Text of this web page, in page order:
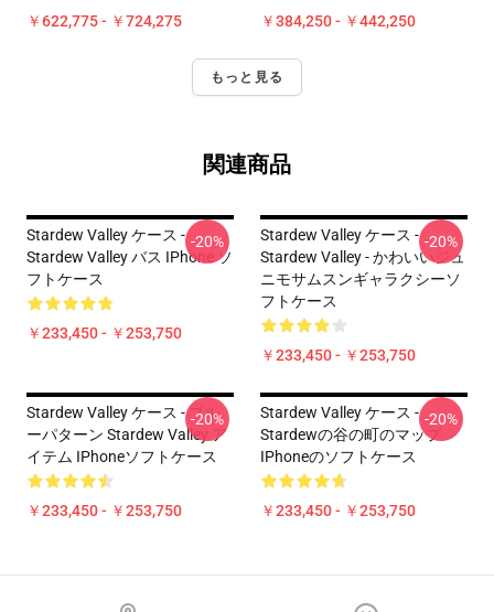
￥622,775 - ￥724,275 ￥384,250 - ￥442,250
もっと見る
関連商品
Stardew Valley ケース -
Stardew Valley バス IPhone ソ
フトケース
￥233,450 - ￥253,750
-20%
Stardew Valley ケース -
Stardew Valley - かわいいジュ
ニモサムスンギャラクシーソ
フトケース
￥233,450 - ￥253,750
-20%
Stardew Valley ケース - ブル
ーパターン Stardew Valley ア
イテム IPhoneソフトケース
￥233,450 - ￥253,750
-20%
Stardew Valley ケース -
Stardewの谷の町のマップ
IPhoneのソフトケース
￥233,450 - ￥253,750
-20%